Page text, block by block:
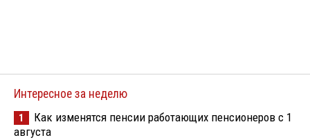
Интересное за неделю
1
Как изменятся пенсии работающих пенсионеров с 1
августа